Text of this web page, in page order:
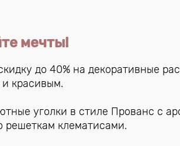
мечты!
до 40% на декоративные
красивым.
уголки в стиле Прованс с
решеткам клематисами.